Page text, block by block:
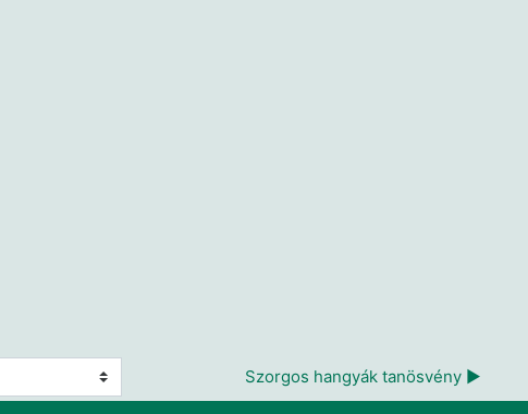
Szorgos hangyák tanösvény ▶︎